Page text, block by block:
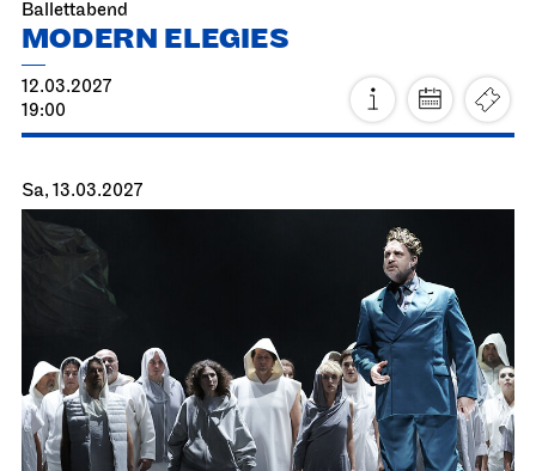
Ballettabend
MODERN ELEGIES
12.03.2027
19:00
Sa, 13.03.2027